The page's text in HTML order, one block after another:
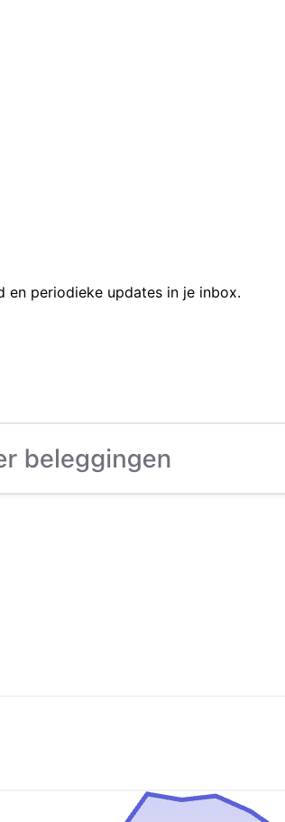
en periodieke updates in je inbox.